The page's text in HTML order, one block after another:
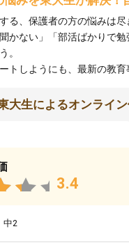
る、保護者の方の悩みは尽
聞かない」「部活ばかりで
。
トしようにも、最新の教育
大生によるオンライ
3.4
中2